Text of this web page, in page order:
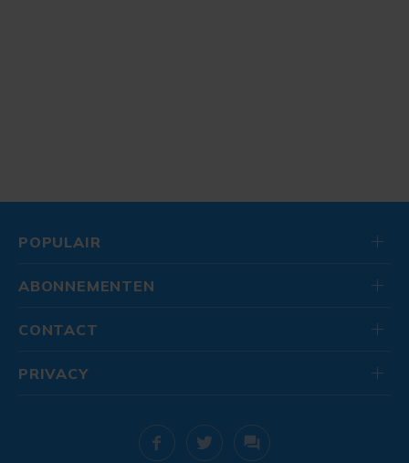
POPULAIR
ABONNEMENTEN
CONTACT
PRIVACY